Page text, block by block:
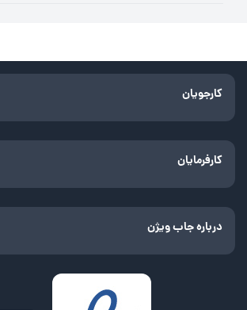
کارجویان
کارفرمایان
درباره جاب ویژن